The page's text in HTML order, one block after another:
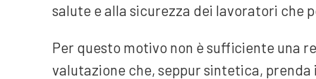
salute e alla sicurezza dei lavoratori che
Per questo motivo non è sufficiente una
valutazione che, seppur sintetica,